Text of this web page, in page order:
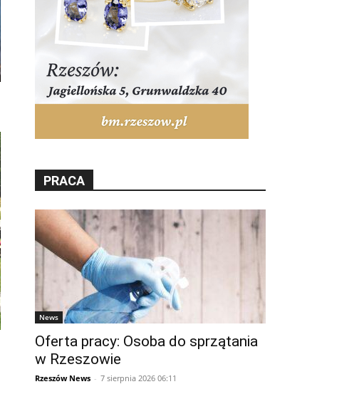
PRACA
News
Oferta pracy: Osoba do sprzątania
w Rzeszowie
Rzeszów News - 7 sierpnia 2026 06:11